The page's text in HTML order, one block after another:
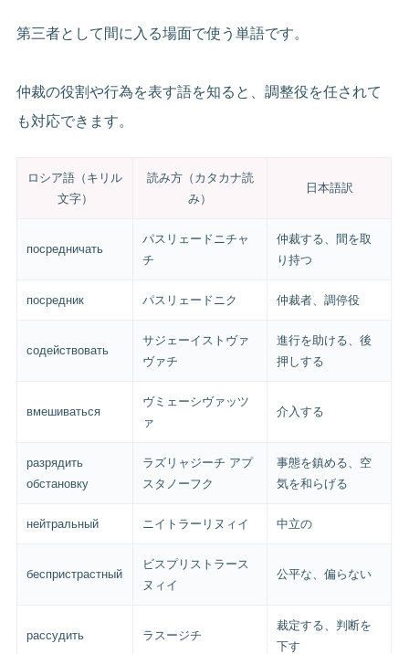
第三者として間に入る場面で使う単語です。
仲裁の役割や行為を表す語を知ると、調整役を任されて
も対応できます。
ロシア語（キリル
文字）
読み方（カタカナ読
み）
日本語訳
посредничать
パスリェードニチャ
チ
仲裁する、間を取
り持つ
посредник パスリェードニク 仲裁者、調停役
содействовать
サジェーイストヴァ
ヴァチ
進行を助ける、後
押しする
вмешиваться
ヴミェーシヴァッツ
ァ
介入する
разрядить
обстановку
ラズリャジーチ アプ
スタノーフク
事態を鎮める、空
気を和らげる
нейтральный ニイトラーリヌィイ 中立の
беспристрастный
ビスプリストラース
ヌィイ
公平な、偏らない
рассудить ラスージチ
裁定する、判断を
下す